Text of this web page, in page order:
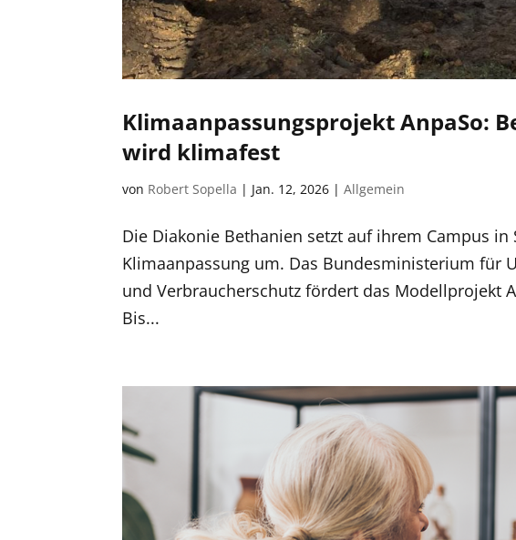
Klimaanpassungsprojekt AnpaSo:
wird klimafest
von Robert Sopella | Jan. 12, 2026 |Allgemein
Die Diakonie Bethanien setzt auf ihrem Campus
Klimaanpassung um. Das Bundesministerium für
und Verbraucherschutz fördert das Modellprojekt
Bis...